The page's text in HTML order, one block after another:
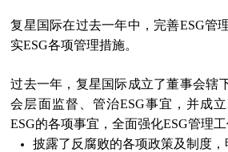
复星国际在过去一年中，完善ESG管
实ESG各项管理措施。
过去一年，复星国际成立了董事会辖
会层面监督、管治ESG事宜，并成立
ESG的各项事宜，全面强化ESG管理工
披露了反腐败的各项政策及制度